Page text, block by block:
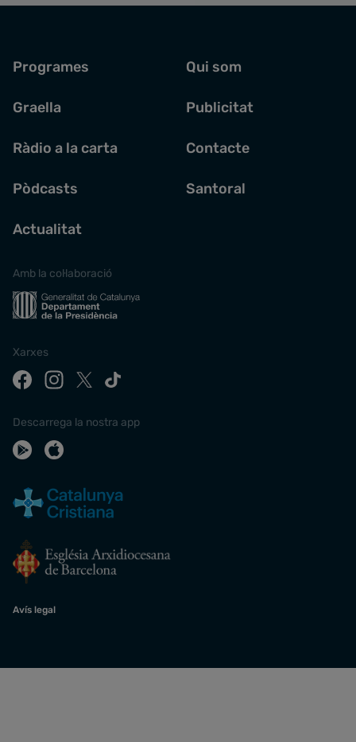
Programes
Graella
Ràdio a la carta
Pòdcasts
Actualitat
Qui som
Publicitat
Contacte
Santoral
Amb la col·laboració
Xarxes
Descarrega la nostra app
Avís legal